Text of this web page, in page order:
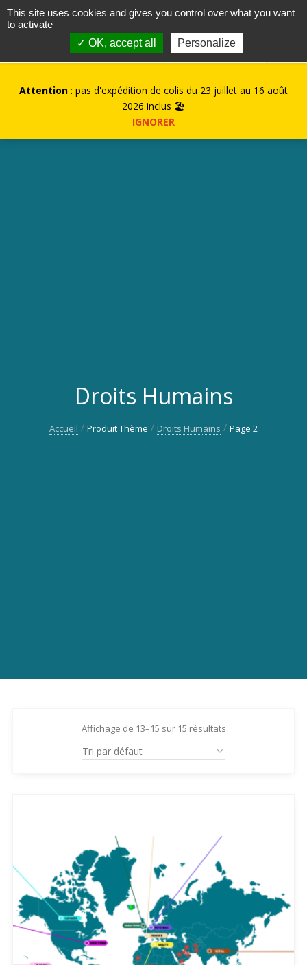
contact@kurioz.org
Attention : pas d'expédition de colis du 23 juillet au 16 août
2026 inclus 🏖️
IGNORER
Droits Humains
Accueil Produit Thème Droits Humains Page 2
Affichage de 13–15 sur 15 résultats
This site uses cookies and gives you control over what you want
to activate
✓ OK, accept all
Personalize